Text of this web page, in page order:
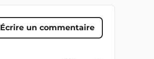
Écrire un commentaire